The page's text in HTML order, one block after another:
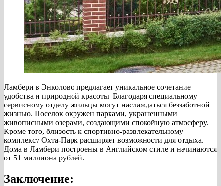
Ламбери в Энколово предлагает уникальное сочетание
удобства и природной красоты. Благодаря специальному
сервисному отделу жильцы могут наслаждаться беззаботной
жизнью. Поселок окружен парками, украшенными
живописными озерами, создающими спокойную атмосферу.
Кроме того, близость к спортивно-развлекательному
комплексу Охта-Парк расширяет возможности для отдыха.
Дома в Ламбери построены в Английском стиле и начинаются
от 51 миллиона рублей.
Заключение: